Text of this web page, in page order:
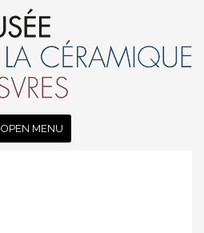
OPEN MENU